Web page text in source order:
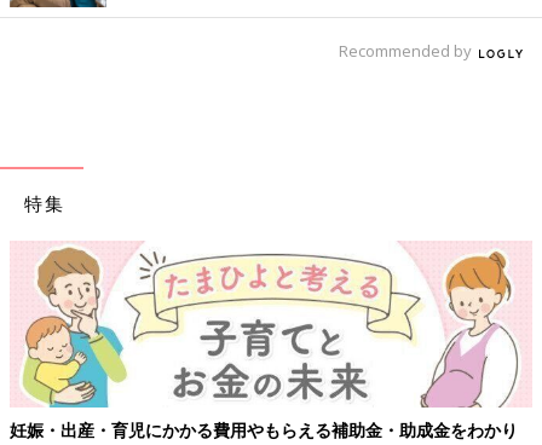
Recommended by
特集
妊娠・出産・育児にかかる費用やもらえる補助金・助成金をわかり